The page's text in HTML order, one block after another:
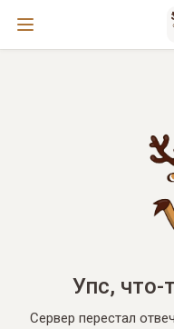
Упс, что-
Сервер перестал